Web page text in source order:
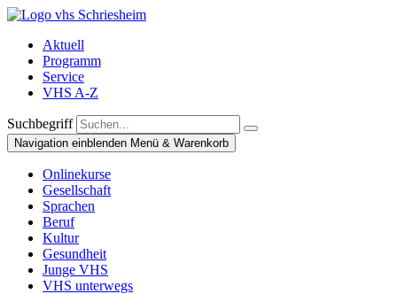
Aktuell
Programm
Service
VHS A-Z
Suchbegriff
Navigation einblenden Menü & Warenkorb
Onlinekurse
Gesellschaft
Sprachen
Beruf
Kultur
Gesundheit
Junge VHS
VHS unterwegs